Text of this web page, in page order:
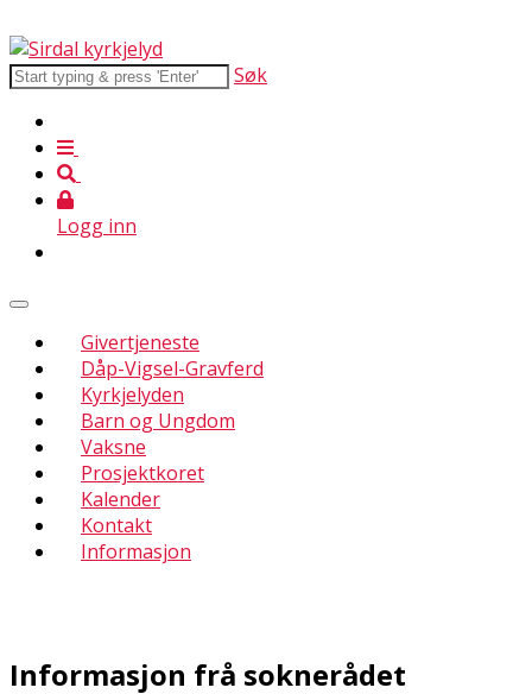
Søk
Logg inn
Givertjeneste
Dåp-Vigsel-Gravferd
Kyrkjelyden
Barn og Ungdom
Vaksne
Prosjektkoret
Kalender
Kontakt
Informasjon
Informasjon frå soknerådet